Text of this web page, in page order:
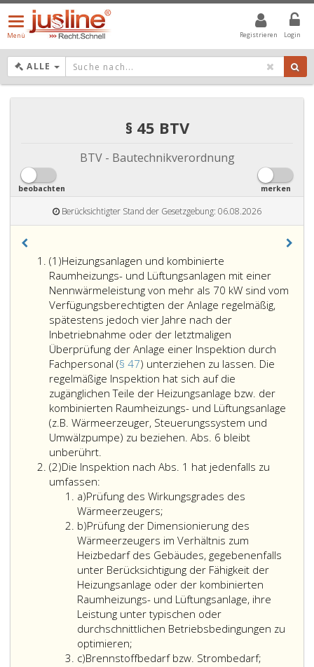
Registrieren Login
Menü
öffnen/schließen
Menü
ALLE DROPDOWN: GEWÄHLTER WERT IST ALLE
§ 45 BTV
BTV - Bautechnikverordnung
beobachten merken
Berücksichtigter Stand der Gesetzgebung: 06.08.2026
(1)Absatz
eins
Heizungsanlagen und kombinierte
Raumheizungs- und Lüftungsanlagen mit einer
Nennwärmeleistung von mehr als 70 kW sind vom
Verfügungsberechtigten der Anlage regelmäßig,
spätestens jedoch vier Jahre nach der
Inbetriebnahme oder der letztmaligen
Überprüfung der Anlage einer Inspektion durch
Fachpersonal (§ 47) unterziehen zu lassen. Die
regelmäßige Inspektion hat sich auf die
zugänglichen Teile der Heizungsanlage bzw. der
kombinierten Raumheizungs- und Lüftungsanlage
(z.B. Wärmeerzeuger, Steuerungssystem und
Umwälzpumpe) zu beziehen. Abs. 6 bleibt
unberührt.
und
Raumheizungs-
und
Lüftungsanlagen
mit
einer
Nennwärmeleistung
von
mehr
als
70 kW
sind
vom
(2)Absatz
2
Die Inspektion nach Abs. 1 hat jedenfalls zu
umfassen:
Inspektion
nach
Absatz
eins,
hat
jedenfalls
zu
umfassen:
a)Litera
a
Prüfung des Wirkungsgrades des
Wärmeerzeugers;
b)Litera
b
Prüfung der Dimensionierung des
Wärmeerzeugers im Verhältnis zum
Heizbedarf des Gebäudes, gegebenenfalls
unter Berücksichtigung der Fähigkeit der
Heizungsanlage oder der kombinierten
Raumheizungs- und Lüftungsanlage, ihre
Leistung unter typischen oder
durchschnittlichen Betriebsbedingungen zu
optimieren;
c)Litera
Brennstoffbedarf bzw. Strombedarf;